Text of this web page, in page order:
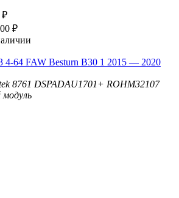
₽
₽
4-64 FAW Besturn B30 1 2015 — 2020
8761 DSPADAU1701+ ROHM32107
модуль